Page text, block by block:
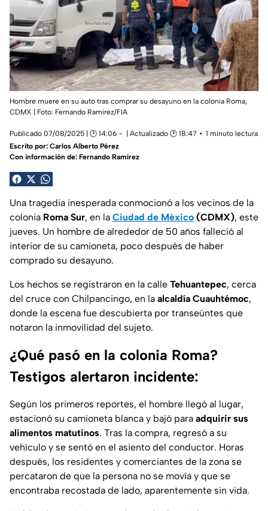
Hombre muere en su auto tras comprar su desayuno en la colonia Roma,
CDMX |
Foto: Fernando Ramírez/FIA
Publicado 07/08/2025 | 🕑 14:06 | Actualizado 🕑 18:47
1 minuto lectura
Escrito por: Carlos Alberto Pérez
Con información de: Fernando Ramírez
Una tragedia inesperada conmocionó a los vecinos de la
colonia Roma Sur, en la Ciudad de México (CDMX), este
jueves. Un hombre de alrededor de 50 años falleció al
interior de su camioneta, poco después de haber
comprado su desayuno.
Los hechos se registraron en la calle Tehuantepec, cerca
del cruce con Chilpancingo, en la alcaldía Cuauhtémoc,
donde la escena fue descubierta por transeúntes que
notaron la inmovilidad del sujeto.
¿Qué pasó en la colonia Roma?
Testigos alertaron incidente:
Según los primeros reportes, el hombre llegó al lugar,
estacionó su camioneta blanca y bajó para adquirir sus
alimentos matutinos. Tras la compra, regresó a su
vehículo y se sentó en el asiento del conductor. Horas
después, los residentes y comerciantes de la zona se
percataron de que la persona no se movía y que se
encontraba recostada de lado, aparentemente sin vida.